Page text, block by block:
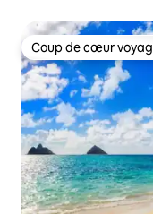
Coup de cœur
Coup de cœur